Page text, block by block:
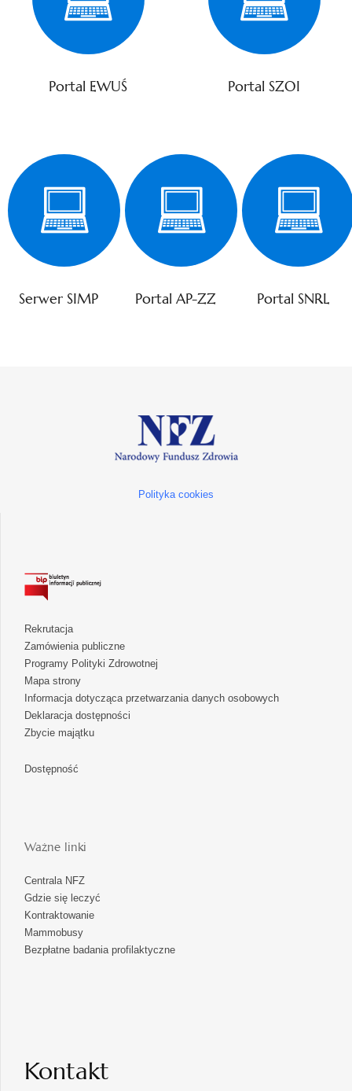
Portal EWUŚ Portal SZOI
Serwer SIMP Portal AP-ZZ Portal SNRL
Polityka cookies
Rekrutacja
Zamówienia publiczne
Programy Polityki Zdrowotnej
Mapa strony
Informacja dotycząca przetwarzania danych osobowych
Deklaracja dostępności
Zbycie majątku
Dostępność
Ważne linki
Centrala NFZ
Gdzie się leczyć
Kontraktowanie
Mammobusy
Bezpłatne badania profilaktyczne
Kontakt